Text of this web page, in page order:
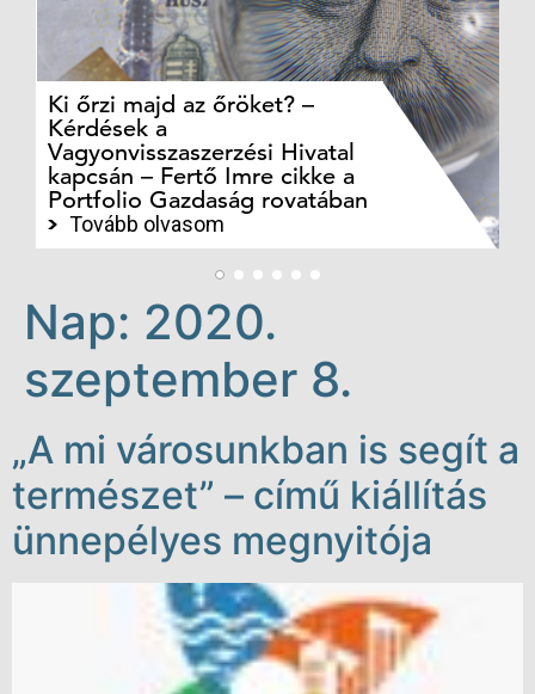
Ki őrzi majd az őröket? –
Kérdések a
Vagyonvisszaszerzési Hivatal
kapcsán – Fertő Imre cikke a
Portfolio Gazdaság rovatában
Tovább olvasom
Nap: 2020.
szeptember 8.
„A mi városunkban is segít a
természet” – című kiállítás
ünnepélyes megnyitója